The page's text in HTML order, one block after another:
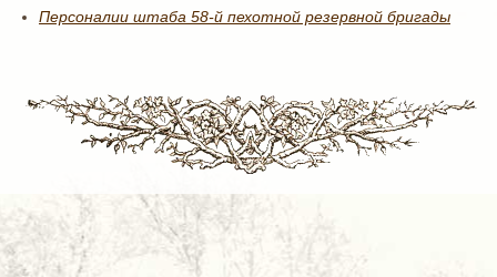
Персоналии штаба 58-й пехотной резервной бригады